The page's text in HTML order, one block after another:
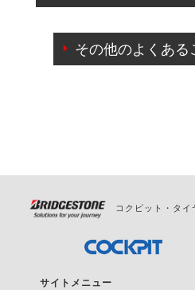
出来ないものもございます。
ご来店予約日の3営業日前を
の日時変更につきましては
その他のよくある
コクピット・タ
サイトメニュー